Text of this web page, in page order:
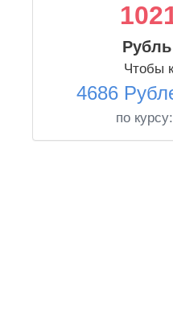
Чтобы
4686
по курсу: